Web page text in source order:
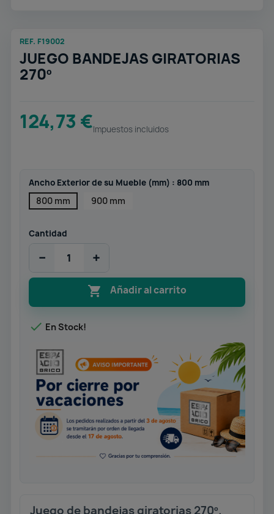
REF. F19002
JUEGO BANDEJAS GIRATORIAS
270º
124,73 €Impuestos incluidos
Ancho Exterior de su Mueble (mm) : 800 mm
800 mm 900 mm
Cantidad
− +
 Añadir al carrito
 En Stock!
Juego de bandejas giratorias 270º.